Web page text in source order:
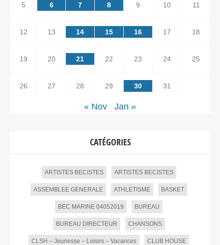
5 6 7 8 9 10 11
12 13 14 15 16 17 18
19 20 21 22 23 24 25
26 27 28 29 30 31
« Nov Jan »
CATÉGORIES
ARTISTES BECISTES ARTISTES BECISTES
ASSEMBLEE GENERALE ATHLETISME BASKET
BEC MARINE 04052019 BUREAU
BUREAU DIRECTEUR CHANSONS
CLSH – Jeunesse – Loisirs – Vacances CLUB HOUSE